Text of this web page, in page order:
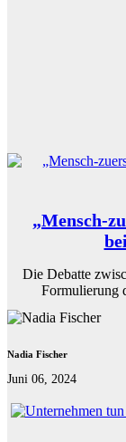
„Mensch-
Die Debatte
Formulierung
Nadia Fischer
Juni 06, 2024